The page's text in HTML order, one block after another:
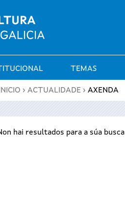
TEMAS
INICIO › ACTUALIDADE › AXENDA
hai resultados para a súa busca